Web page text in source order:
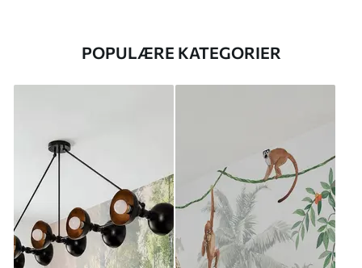
POPULÆRE KATEGORIER